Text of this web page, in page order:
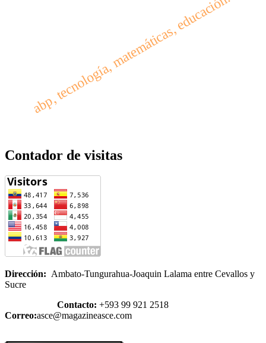
abp, tecnología, matemáticas, educación.
Contador de visitas
Dirección: Ambato-Tungurahua-Joaquin Lalama entre Cevallos y
Sucre
Contacto: +593 99 921 2518
Correo:asce@magazineasce.com